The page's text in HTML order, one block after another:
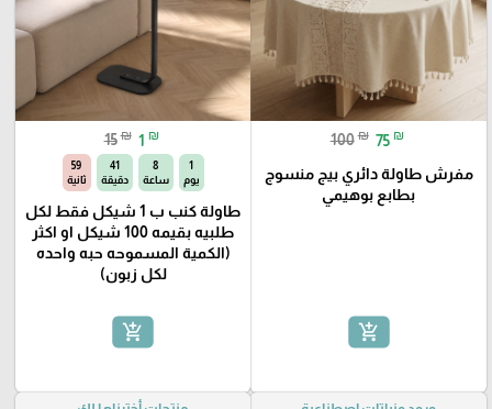
100 ₪ 75 ₪
مفرش طاولة دائري بيج منسوج
بطابع بوهيمي
add_shopping_cart
15 ₪ 1 ₪
1
يوم
8
ساعة
41
دقيقة
58
ثانية
طاولة كنب ب 1 شيكل فقط لكل
طلبيه بقيمه 100 شيكل او اكثر
(الكمية المسموحه حبه واحده
لكل زبون)
add_shopping_cart